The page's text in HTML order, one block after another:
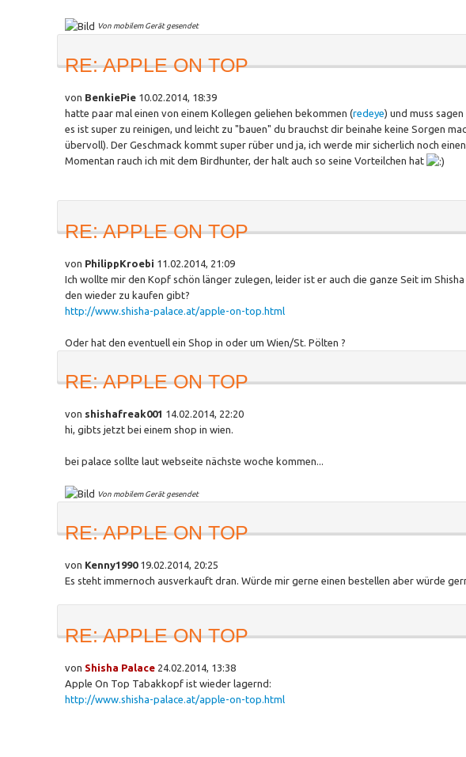
Von mobilem Gerät gesendet
RE: APPLE ON TOP
von BenkiePie 10.02.2014, 18:39
hatte paar mal einen von einem Kollegen geliehen bekommen (redeye) und muss
es ist super zu reinigen, und leicht zu "bauen" du brauchst dir beinahe keine Sorgen
übervoll). Der Geschmack kommt super rüber und ja, ich werde mir sicherlich noch
Momentan rauch ich mit dem Birdhunter, der halt auch so seine Vorteilchen hat
RE: APPLE ON TOP
von PhilippKroebi 11.02.2014, 21:09
Ich wollte mir den Kopf schön länger zulegen, leider ist er auch die ganze Seit im
den wieder zu kaufen gibt?
http://www.shisha-palace.at/apple-on-top.html
Oder hat den eventuell ein Shop in oder um Wien/St. Pölten ?
RE: APPLE ON TOP
von shishafreak001 14.02.2014, 22:20
hi, gibts jetzt bei einem shop in wien.
bei palace sollte laut webseite nächste woche kommen...
Von mobilem Gerät gesendet
RE: APPLE ON TOP
von Kenny1990 19.02.2014, 20:25
Es steht immernoch ausverkauft dran. Würde mir gerne einen bestellen aber würde
RE: APPLE ON TOP
von Shisha Palace 24.02.2014, 13:38
Apple On Top Tabakkopf ist wieder lagernd:
http://www.shisha-palace.at/apple-on-top.html